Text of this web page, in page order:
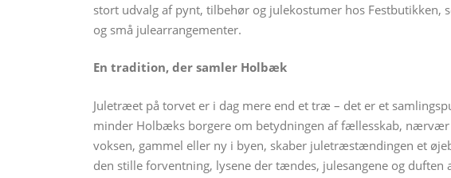
stort udvalg af pynt, tilbehør og julekostumer hos
og små julearrangementer.
En tradition, der samler Holbæk
Juletræet på torvet er i dag mere end et træ – det er et
minder Holbæks borgere om betydningen af fællesskab, nærvær
voksen, gammel eller ny i byen, skaber juletræstændingen et
den stille forventning, lysene der tændes, julesangene og duften